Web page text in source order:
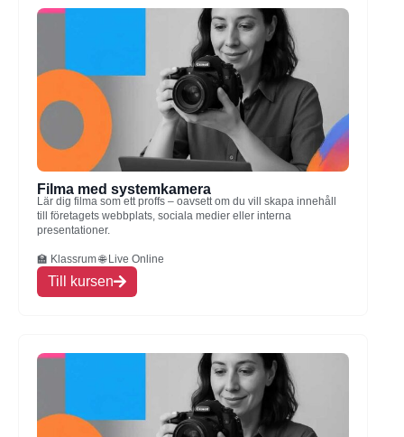
Filma med systemkamera
Lär dig filma som ett proffs – oavsett om du vill skapa innehåll
till företagets webbplats, sociala medier eller interna
presentationer.
🏫 Klassrum 🌐 Live Online
Till kursen